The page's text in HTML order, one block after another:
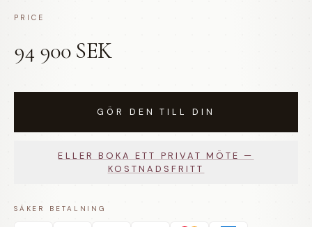
PRICE
94 900 SEK
GÖR DEN TILL DIN
ELLER BOKA ETT PRIVAT MÖTE —
KOSTNADSFRITT
SÄKER BETALNING